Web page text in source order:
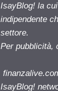
IsayBlog! la
indipendente
settore.
Per pubblicità,
IsayBlog!